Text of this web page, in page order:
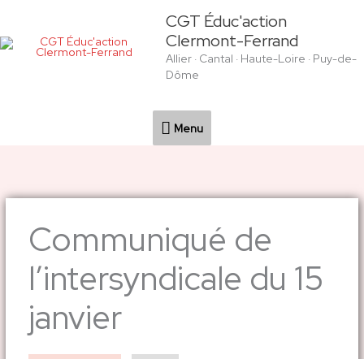
contenu
CGT Éduc'action
Clermont-Ferrand
Allier · Cantal · Haute-Loire · Puy-de-
Dôme
Menu
Menu
Communiqué de
l’intersyndicale du 15
janvier